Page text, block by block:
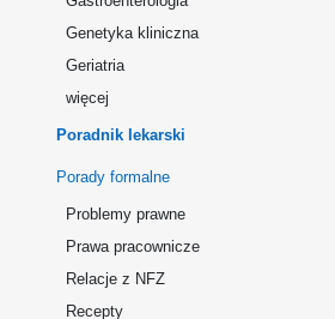
Genetyka kliniczna
Geriatria
więcej
Poradnik lekarski
Porady formalne
Problemy prawne
Prawa pracownicze
Relacje z NFZ
Recepty